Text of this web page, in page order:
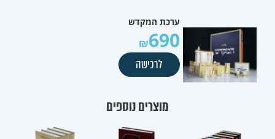
ערכת המקדש
690
לרכישה
מוצרים נוספים